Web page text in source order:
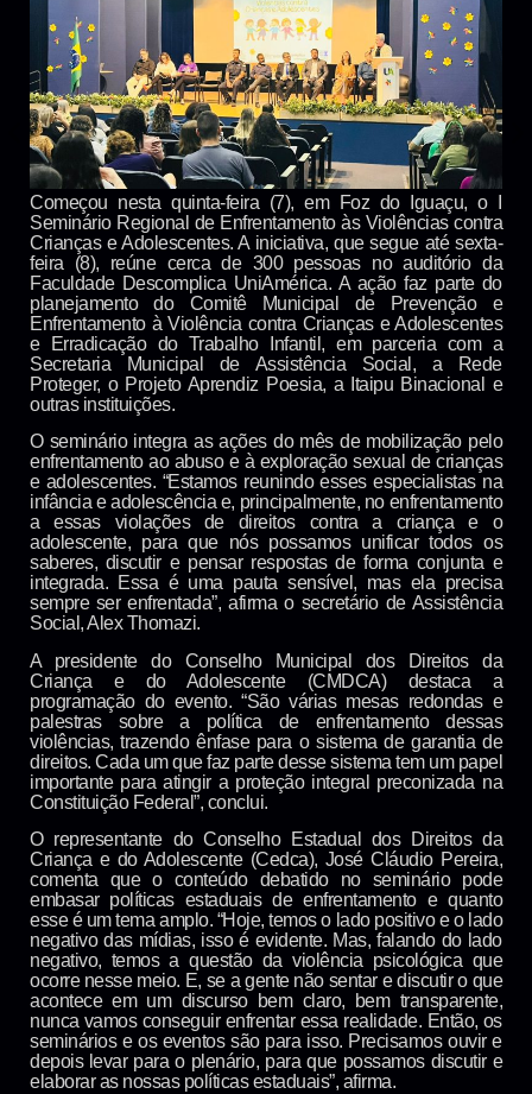
Começou nesta quinta-feira (7), em Foz do Iguaçu, o I
Seminário Regional de Enfrentamento às Violências contra
Crianças e Adolescentes. A iniciativa, que segue até sexta-
feira (8), reúne cerca de 300 pessoas no auditório da
Faculdade Descomplica UniAmérica. A ação faz parte do
planejamento do Comitê Municipal de Prevenção e
Enfrentamento à Violência contra Crianças e Adolescentes
e Erradicação do Trabalho Infantil, em parceria com a
Secretaria Municipal de Assistência Social, a Rede
Proteger, o Projeto Aprendiz Poesia, a Itaipu Binacional e
outras instituições.
O seminário integra as ações do mês de mobilização pelo
enfrentamento ao abuso e à exploração sexual de crianças
e adolescentes. “Estamos reunindo esses especialistas na
infância e adolescência e, principalmente, no enfrentamento
a essas violações de direitos contra a criança e o
adolescente, para que nós possamos unificar todos os
saberes, discutir e pensar respostas de forma conjunta e
integrada. Essa é uma pauta sensível, mas ela precisa
sempre ser enfrentada”, afirma o secretário de Assistência
Social, Alex Thomazi.
A presidente do Conselho Municipal dos Direitos da
Criança e do Adolescente (CMDCA) destaca a
programação do evento. “São várias mesas redondas e
palestras sobre a política de enfrentamento dessas
violências, trazendo ênfase para o sistema de garantia de
direitos. Cada um que faz parte desse sistema tem um papel
importante para atingir a proteção integral preconizada na
Constituição Federal”, conclui.
O representante do Conselho Estadual dos Direitos da
Criança e do Adolescente (Cedca), José Cláudio Pereira,
comenta que o conteúdo debatido no seminário pode
embasar políticas estaduais de enfrentamento e quanto
esse é um tema amplo. “Hoje, temos o lado positivo e o lado
negativo das mídias, isso é evidente. Mas, falando do lado
negativo, temos a questão da violência psicológica que
ocorre nesse meio. E, se a gente não sentar e discutir o que
acontece em um discurso bem claro, bem transparente,
nunca vamos conseguir enfrentar essa realidade. Então, os
seminários e os eventos são para isso. Precisamos ouvir e
depois levar para o plenário, para que possamos discutir e
elaborar as nossas políticas estaduais”, afirma.